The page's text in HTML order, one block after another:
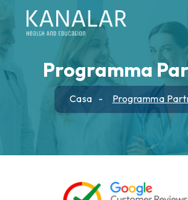
Programma
Casa Programma